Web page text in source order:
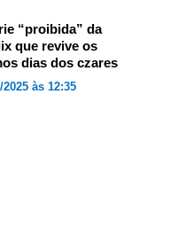
“proibida” da
que revive os
dias dos czares
2025 às 12:35